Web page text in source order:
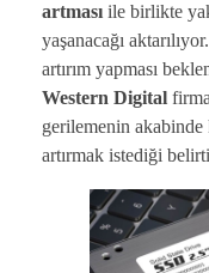
artması ile birlikte
yaşanacağı
artırım yapması
Western Digital
gerilemenin akabinde
artırmak istediği